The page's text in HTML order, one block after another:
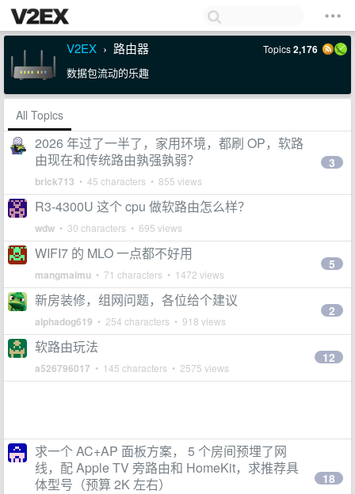
V2EX › 路由器 Topics2,176
数据包流动的乐趣
All Topics
2026 年过了一半了，家用环境，都刷 OP，软路
由现在和传统路由孰强孰弱？
brick713 • 45 characters • 855 views
3
R3-4300U 这个 cpu 做软路由怎么样？
wdw • 30 characters • 695 views
WIFI7 的 MLO 一点都不好用
mangmaimu • 71 characters • 1472 views
5
新房装修，组网问题，各位给个建议
alphadog619 • 254 characters • 918 views
2
软路由玩法
a526796017 • 145 characters • 2575 views
12
求一个 AC+AP 面板方案， 5 个房间预埋了网
线，配 Apple TV 旁路由和 HomeKit，求推荐具
体型号（预算 2K 左右）
18